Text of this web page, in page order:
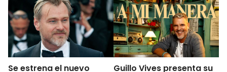
Se estrena el nuevo
Guillo Vives presenta su